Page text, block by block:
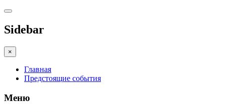
Sidebar
×
Главная
Предстоящие события
Меню